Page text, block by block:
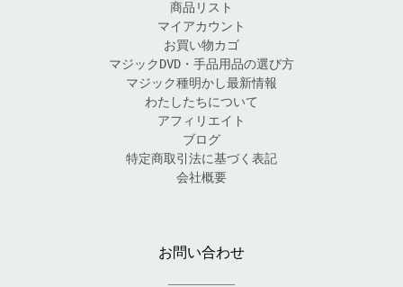
商品リスト
マイアカウント
お買い物カゴ
マジックDVD・手品用品の選び方
マジック種明かし最新情報
わたしたちについて
アフィリエイト
ブログ
特定商取引法に基づく表記
会社概要
お問い合わせ